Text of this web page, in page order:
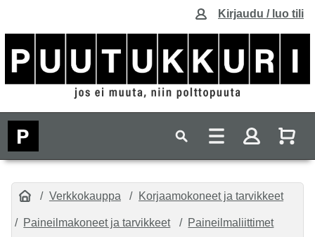
Kirjaudu / luo tili
Verkkokauppa Korjaamokoneet ja tarvikkeet
Paineilmakoneet ja tarvikkeet Paineilmaliittimet